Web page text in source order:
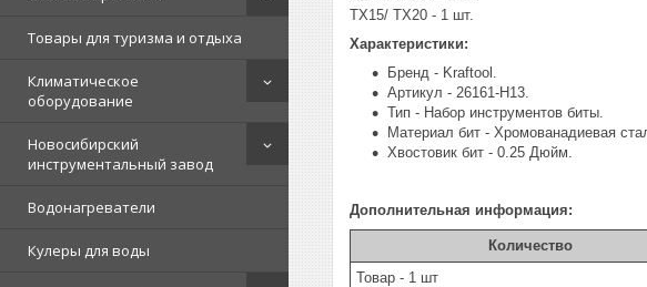
Товары для туризма и отдыха
Климатическое
оборудование
Новосибирский
инструментальный завод
Водонагреватели
Кулеры для воды
TX15/ TX20 - 1 шт.
Характеристики:
Бренд - Kraftool.
Артикул - 26161-H13.
Тип - Набор инструментов биты.
Материал бит - Хромованадиевая
Хвостовик бит - 0.25 Дюйм.
Дополнительная информация:
Количество
Товар - 1 шт